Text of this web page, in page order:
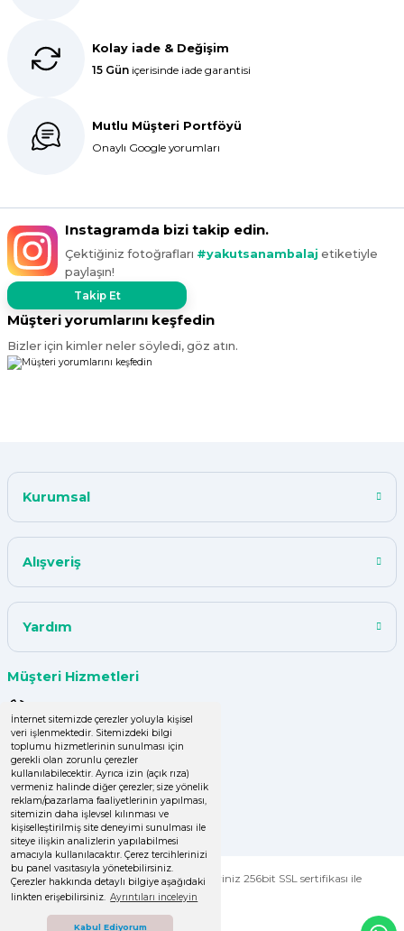
İnternet sitemizde çerezler yoluyla kişisel
veri işlenmektedir. Sitemizdeki bilgi
toplumu hizmetlerinin sunulması için
gerekli olan zorunlu çerezler
kullanılabilecektir. Ayrıca izin (açık rıza)
vermeniz halinde diğer çerezler; size yönelik
reklam/pazarlama faaliyetlerinin yapılması,
sitemizin daha işlevsel kılınması ve
kişiselleştirilmiş site deneyimi sunulması ile
siteye ilişkin analizlerin yapılabilmesi
amacıyla kullanılacaktır. Çerez tercihlerinizi
bu panel vasıtasıyla yönetebilirsiniz.
Çerezler hakkında detaylı bilgiye aşağıdaki
linkten erişebilirsiniz. Ayrıntıları inceleyin
Kabul Ediyorum
Kolay iade & Değişim
15 Gün içerisinde iade garantisi
Mutlu Müşteri Portföyü
Onaylı Google yorumları
Instagramda bizi takip edin.
Çektiğiniz fotoğrafları #yakutsanambalaj etiketiyle
paylaşın!
Takip Et
Müşteri yorumlarını keşfedin
Bizler için kimler neler söyledi, göz atın.
Kurumsal
Alışveriş
Yardım
Müşteri Hizmetleri
0 (536) 060 16 65
info@yakutsanambalaj.com.tr
İletişim Bilgilerimiz
© Tüm Hakları Saklıdır. Kredi kartı bilgileriniz 256bit SSL sertifikası ile
korunmaktadır.